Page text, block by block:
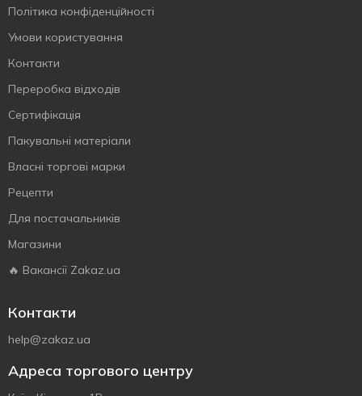
Політика конфіденційності
Умови користування
Контакти
Переробка відходів
Сертифiкацiя
Пакувальні матеріали
Власнi торговi марки
Рецепти
Для постачальників
Магазини
🔥 Вакансії Zakaz.ua
Контакти
help@zakaz.ua
Адреса торгового центру